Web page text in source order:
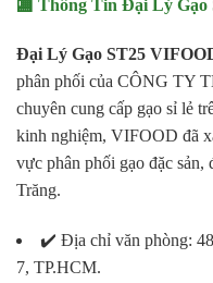
🏬 Thông Tin Đại Lý
Đại Lý Gạo ST25
phân phối của CÔNG TY
chuyên cung cấp gạo sỉ lẻ
kinh nghiệm, VIFOOD đã
vực phân phối gạo đặc sản,
Trăng.
✔️ Địa chỉ văn phòng:
7, TP.HCM.